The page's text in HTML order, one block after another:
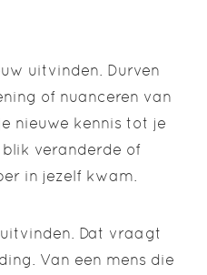
uitvinden. Durven
of nuanceren van
nieuwe kennis tot je
veranderde of
in jezelf kwam.
Dat vraagt
Van een mens die